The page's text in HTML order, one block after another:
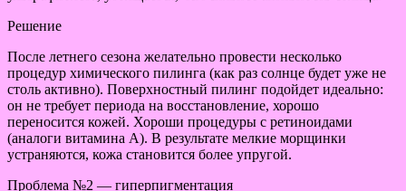
Решение
После летнего сезона желательно провести несколько
процедур химического пилинга (как раз солнце будет уже не
столь активно). Поверхностный пилинг подойдет идеально:
он не требует периода на восстановление, хорошо
переносится кожей. Хороши процедуры с ретиноидами
(аналоги витамина А). В результате мелкие морщинки
устраняются, кожа становится более упругой.
Проблема №2 — гиперпигментация